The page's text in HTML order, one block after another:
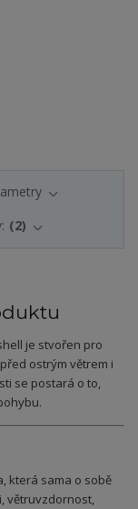
2
je stvořen pro
ostrým větrem i
se postará o to,
která sama o sobě
větruvzdornost,